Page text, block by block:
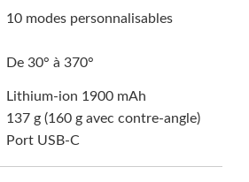
10 modes personnalisables
De 30° à 370°
Lithium-ion 1900 mAh
137 g (160 g avec contre-angle)
Port USB-C